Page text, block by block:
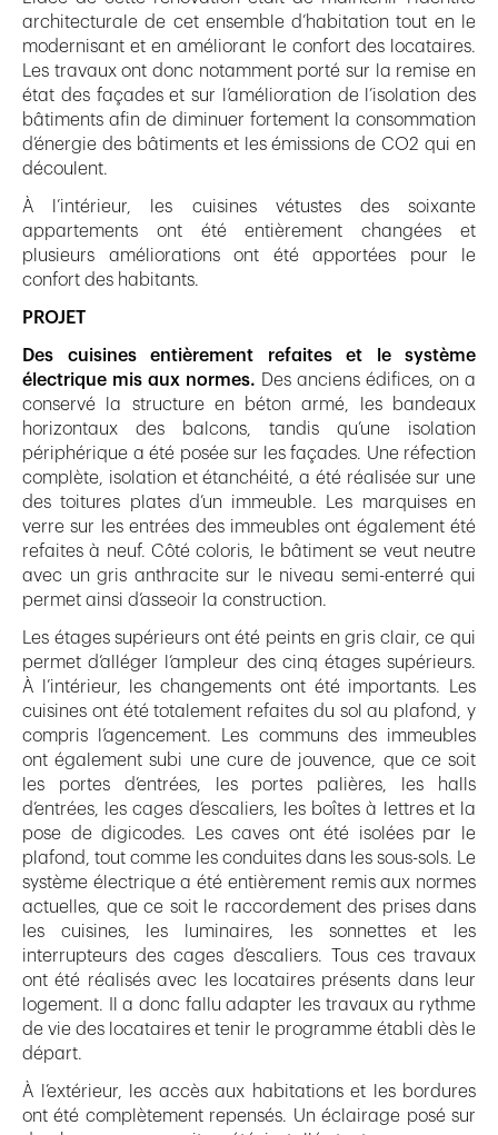
architecturale de cet ensemble d’habitation tout en le
modernisant et en améliorant le confort des locataires.
Les travaux ont donc notamment porté sur la remise en
état des façades et sur l’amélioration de l’isolation des
bâtiments afin de diminuer fortement la consommation
d’énergie des bâtiments et les émissions de CO2 qui en
découlent.
À l’intérieur, les cuisines vétustes des soixante
appartements ont été entièrement changées et
plusieurs améliorations ont été apportées pour le
confort des habitants.
PROJET
Des cuisines entièrement refaites et le système
électrique mis aux normes. Des anciens édifices, on a
conservé la structure en béton armé, les bandeaux
horizontaux des balcons, tandis qu’une isolation
périphérique a été posée sur les façades. Une réfection
complète, isolation et étanchéité, a été réalisée sur une
des toitures plates d’un immeuble. Les marquises en
verre sur les entrées des immeubles ont également été
refaites à neuf. Côté coloris, le bâtiment se veut neutre
avec un gris anthracite sur le niveau semi-enterré qui
permet ainsi d’asseoir la construction.
Les étages supérieurs ont été peints en gris clair, ce qui
permet d’alléger l’ampleur des cinq étages supérieurs.
À l’intérieur, les changements ont été importants. Les
cuisines ont été totalement refaites du sol au plafond, y
compris l’agencement. Les communs des immeubles
ont également subi une cure de jouvence, que ce soit
les portes d’entrées, les portes palières, les halls
d’entrées, les cages d’escaliers, les boîtes à lettres et la
pose de digicodes. Les caves ont été isolées par le
plafond, tout comme les conduites dans les sous-sols. Le
système électrique a été entièrement remis aux normes
actuelles, que ce soit le raccordement des prises dans
les cuisines, les luminaires, les sonnettes et les
interrupteurs des cages d’escaliers. Tous ces travaux
ont été réalisés avec les locataires présents dans leur
logement. Il a donc fallu adapter les travaux au rythme
de vie des locataires et tenir le programme établi dès le
départ.
À l’extérieur, les accès aux habitations et les bordures
ont été complètement repensés. Un éclairage posé sur